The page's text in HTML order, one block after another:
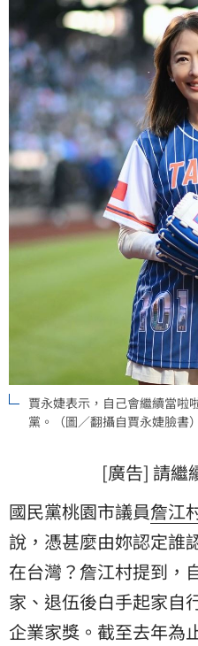
賈永婕表示，自己會繼續當啦
黨。（圖／翻攝自賈永婕臉書）
[廣告] 請繼
國民黨桃園市議員詹江
說，憑甚麼由妳認定誰
在台灣？詹江村提到，
家、退伍後白手起家自
企業家獎。截至去年為